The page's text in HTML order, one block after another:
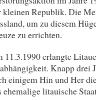
kleinen Republik. Die
um zu diesem
zu errichten.
11.3.1990 erlangte
Knapp drei
einigem Hin und Her
ehemalige litauische